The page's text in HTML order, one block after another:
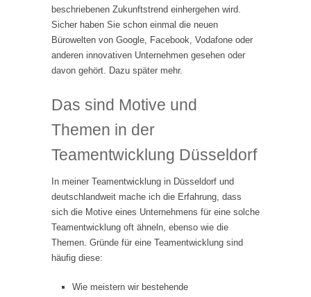
beschriebenen Zukunftstrend einhergehen wird.
Sicher haben Sie schon einmal die neuen
Bürowelten von Google, Facebook, Vodafone oder
anderen innovativen Unternehmen gesehen oder
davon gehört. Dazu später mehr.
Das sind Motive und
Themen in der
Teamentwicklung Düsseldorf
In meiner Teamentwicklung in Düsseldorf und
deutschlandweit mache ich die Erfahrung, dass
sich die Motive eines Unternehmens für eine solche
Teamentwicklung oft ähneln, ebenso wie die
Themen. Gründe für eine Teamentwicklung sind
häufig diese:
Wie meistern wir bestehende